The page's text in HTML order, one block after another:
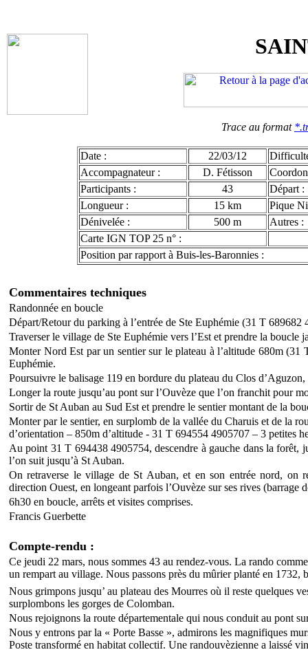
Trace au format
Date : 22/03/12
Accompagnateur :
D. Fétisson
Participants :
43
Départ :
Longueur :
15 km
Pique
Dénivelée :
500 m
Autres :
Carte IGN TOP 25 n° :
Position par rapport à Buis-les-Baronnies :
Commentaires techniques
Randonnée en boucle
Départ/Retour du parking à l’entrée de Ste Euphémie (31 T 689682
Traverser le village de Ste Euphémie vers l’Est et prendre la
Monter Nord Est par un sentier sur le plateau à l’altitude 680m
Euphémie.
Poursuivre le balisage 119 en bordure du plateau du Clos
Longer la route jusqu’au pont sur l’Ouvèze que l’on franchit pour
Sortir de St Auban au Sud Est et prendre le sentier montant de la
Monter par le sentier, en surplomb de la vallée du Charuis et de la
d’orientation – 850m d’altitude - 31 T 694554 4905707 – 3 petites
Au point 31 T 694438 4905754, descendre à gauche dans la
l’on suit jusqu’à St Auban.
On retraverse le village de St Auban, et en son entrée nord, on
direction Ouest, en longeant parfois l’Ouvèze sur ses rives (barrage
6h30 en boucle, arrêts et visites comprises.
Francis Guerbette
Compte-rendu :
Ce jeudi 22 mars, nous sommes 43 au rendez-vous. La rando
un rempart au village. Nous passons près du mûrier planté en 1732,
Nous grimpons jusqu’ au plateau des Mourres où il reste quelques
surplombons les gorges de Colomban.
Nous rejoignons la route départementale qui nous conduit au pont
Nous y entrons par la « Porte Basse », admirons les magnifiques
Poste transformé en habitat collectif. Une randouvèzienne a laissé